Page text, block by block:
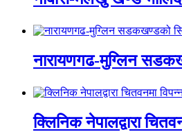
नारायणगढ-मुग्लिन
क्लिनिक नेपालद्वारा